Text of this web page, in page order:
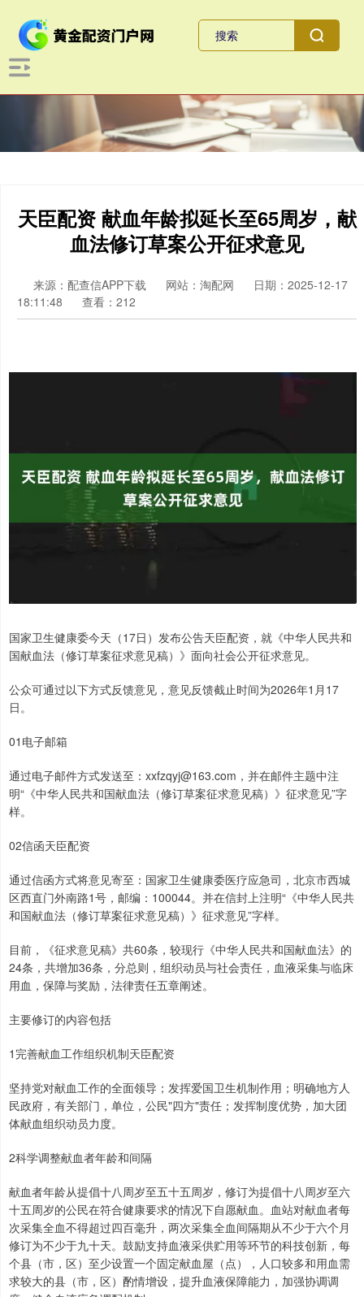
天臣配资 献血年龄拟延长至65周岁，献
血法修订草案公开征求意见
来源：配查信APP下载 网站：淘配网
日期：2025-12-17
18:11:48
查看：212
国家卫生健康委今天（17日）发布公告天臣配资，就《中华人民共和
国献血法（修订草案征求意见稿）》面向社会公开征求意见。
公众可通过以下方式反馈意见，意见反馈截止时间为2026年1月17
日。
01电子邮箱
通过电子邮件方式发送至：xxfzqyj@163.com，并在邮件主题中注
明“《中华人民共和国献血法（修订草案征求意见稿）》征求意见”字
样。
02信函天臣配资
通过信函方式将意见寄至：国家卫生健康委医疗应急司，北京市西城
区西直门外南路1号，邮编：100044。并在信封上注明“《中华人民共
和国献血法（修订草案征求意见稿）》征求意见”字样。
目前，《征求意见稿》共60条，较现行《中华人民共和国献血法》的
24条，共增加36条，分总则，组织动员与社会责任，血液采集与临床
用血，保障与奖励，法律责任五章阐述。
主要修订的内容包括
1完善献血工作组织机制天臣配资
坚持党对献血工作的全面领导；发挥爱国卫生机制作用；明确地方人
民政府，有关部门，单位，公民"四方"责任；发挥制度优势，加大团
体献血组织动员力度。
2科学调整献血者年龄和间隔
献血者年龄从提倡十八周岁至五十五周岁，修订为提倡十八周岁至六
十五周岁的公民在符合健康要求的情况下自愿献血。血站对献血者每
次采集全血不得超过四百毫升，两次采集全血间隔期从不少于六个月
修订为不少于九十天。鼓励支持血液采供贮用等环节的科技创新，每
个县（市，区）至少设置一个固定献血屋（点），人口较多和用血需
求较大的县（市，区）酌情增设，提升血液保障能力，加强协调调